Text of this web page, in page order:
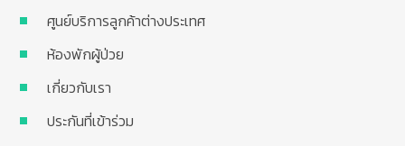
ศูนย์บริการลูกค้าต่างประเทศ
ห้องพักผู้ป่วย
เกี่ยวกับเรา
ประกันที่เข้าร่วม